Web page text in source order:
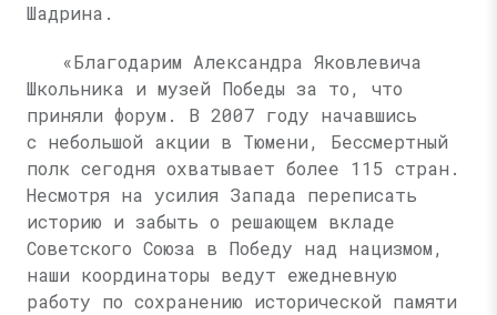
Шадрина.
«Благодарим Александра Яковлевича
Школьника и музей Победы за то, что
приняли форум. В 2007 году начавшись
с небольшой акции в Тюмени, Бессмертный
полк сегодня охватывает более 115 стран.
Несмотря на усилия Запада переписать
историю и забыть о решающем вкладе
Советского Союза в Победу над нацизмом,
наши координаторы ведут ежедневную
работу по сохранению исторической памяти